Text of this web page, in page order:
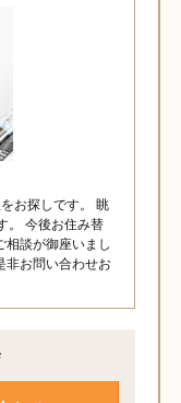
お探しです。 眺
。 今後お住み替
相談が御座いまし
非お問い合わせお